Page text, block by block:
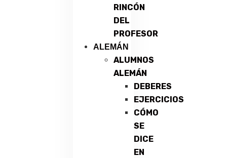
RINCÓN
DEL
PROFESOR
ALEMÁN
ALUMNOS
ALEMÁN
DEBERES
EJERCICIOS
CÓMO
SE
DICE
EN